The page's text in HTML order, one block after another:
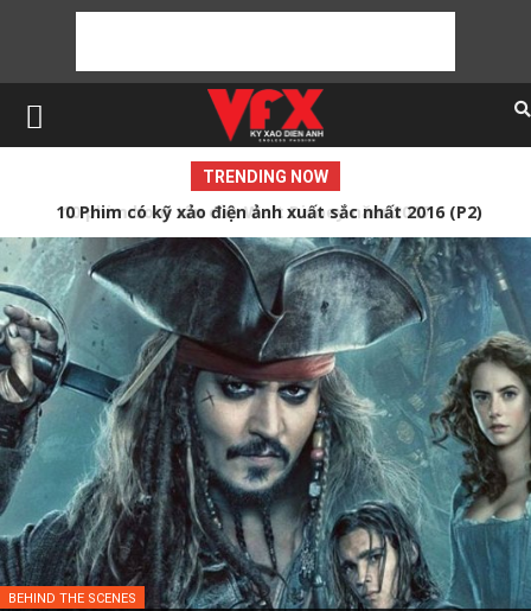
TRENDING NOW
10 Phim có kỹ xảo điện ảnh xuất sắc nhất 2016 (P2)
BEHIND THE SCENES